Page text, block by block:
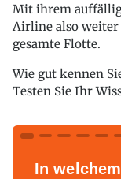
Mit ihrem
Airline also
gesamte Flotte.
Wie gut kennen
Testen Sie Ihr